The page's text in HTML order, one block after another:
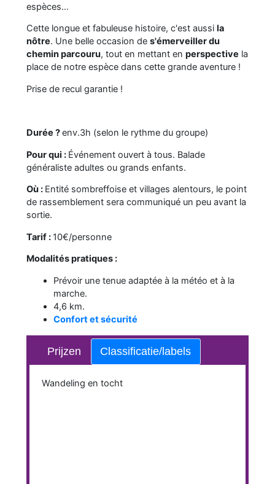
espèces...
Cette longue et fabuleuse histoire, c'est aussi la
nôtre. Une belle occasion des'émerveiller du
chemin parcouru, tout en mettant enperspective la
place de notre espèce dans cette grande aventure !
Prise de recul garantie !
Durée ?env.3h (selon le rythme du groupe)
Pour qui : Événement ouvert à tous. Balade
généraliste adultes ou grands enfants.
Où : Entité sombreffoise et villages alentours, le point
de rassemblement sera communiqué un peu avant la
sortie.
Tarif :10€/personne
Modalités pratiques :
Prévoir une tenue adaptée à la météo et à la
marche.
4,6 km.
Confort et sécurité
Prijzen Classificatie/labels
Wandeling en tocht